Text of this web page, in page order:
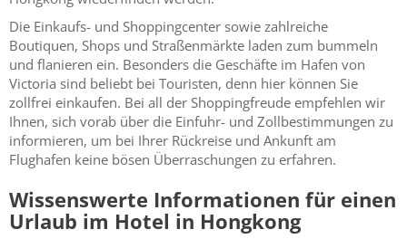
Die Einkaufs- und Shoppingcenter sowie zahlreiche
Boutiquen, Shops und Straßenmärkte laden zum bummeln
und flanieren ein. Besonders die Geschäfte im Hafen von
Victoria sind beliebt bei Touristen, denn hier können Sie
zollfrei einkaufen. Bei all der Shoppingfreude empfehlen wir
Ihnen, sich vorab über die Einfuhr- und Zollbestimmungen zu
informieren, um bei Ihrer Rückreise und Ankunft am
Flughafen keine bösen Überraschungen zu erfahren.
Wissenswerte Informationen für einen
Urlaub im Hotel in Hongkong